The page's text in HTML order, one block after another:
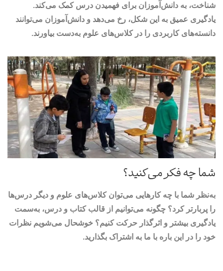
شناخت، به دانش‌آموزان برای فهمیدن درس کمک می‌کند.
یادگیری عمیق به این شکل، رخ می‌دهد و دانش‌آموزان می‌توانند
دانسته‌های کاربردی را در کلاس‌های علوم به‌دست بیاورند.
شما چه فکر می‌کنید؟
به‌نظر شما با چه کارهایی می‌توان کلاس‌های علوم و دیگر درس‌ها
را پربارتر کرد؟ چگونه می‌توانیم از قالب کتاب و درس، به‌سمت
یادگیری بیشتر و اثرگذار حرکت کنیم؟ خوشحال می‌شویم نظرات
خود را در این باره با ما به اشتراک بگذارید.